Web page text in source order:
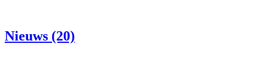
Nieuws (20)